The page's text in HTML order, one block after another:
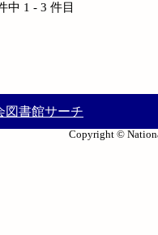
中 1 - 3 件目
図書館サーチ
Copyright ©